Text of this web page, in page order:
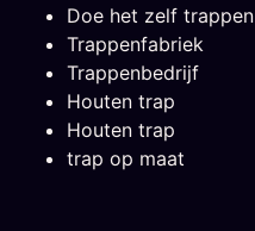
Doe het zelf trappen
Trappenfabriek
Trappenbedrijf
Houten trap
Houten trap
trap op maat